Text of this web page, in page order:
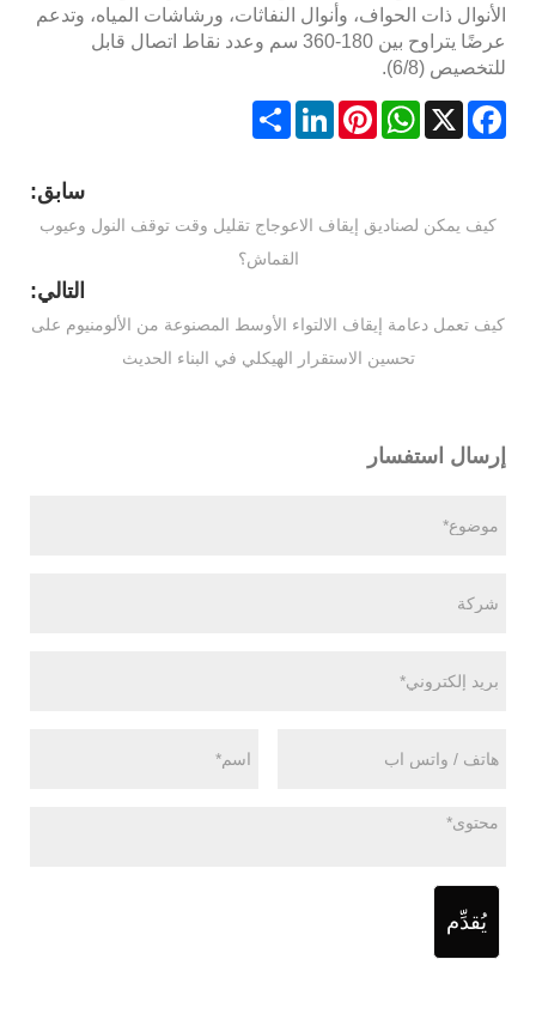
الأنوال ذات الحواف، وأنوال النفاثات، ورشاشات المياه، وتدعم
عرضًا يتراوح بين 180-360 سم وعدد نقاط اتصال قابل
للتخصيص (6/8).
Facebook
X
WhatsApp
Pinterest
LinkedIn
Share
سابق:
كيف يمكن لصناديق إيقاف الاعوجاج تقليل وقت توقف النول وعيوب
القماش؟
التالي:
كيف تعمل دعامة إيقاف الالتواء الأوسط المصنوعة من الألومنيوم على
تحسين الاستقرار الهيكلي في البناء الحديث
إرسال استفسار
يُقدِّم